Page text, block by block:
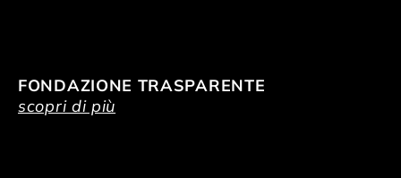
FONDAZIONE TRASPARENTE
scopri di più